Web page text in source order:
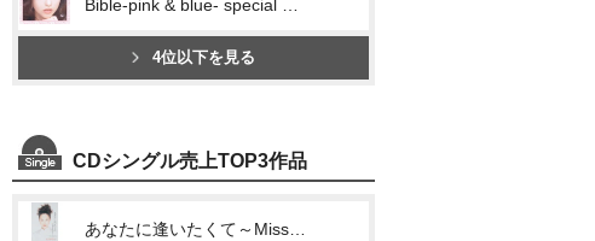
4位以下を見る
CDシングル売上TOP3作品